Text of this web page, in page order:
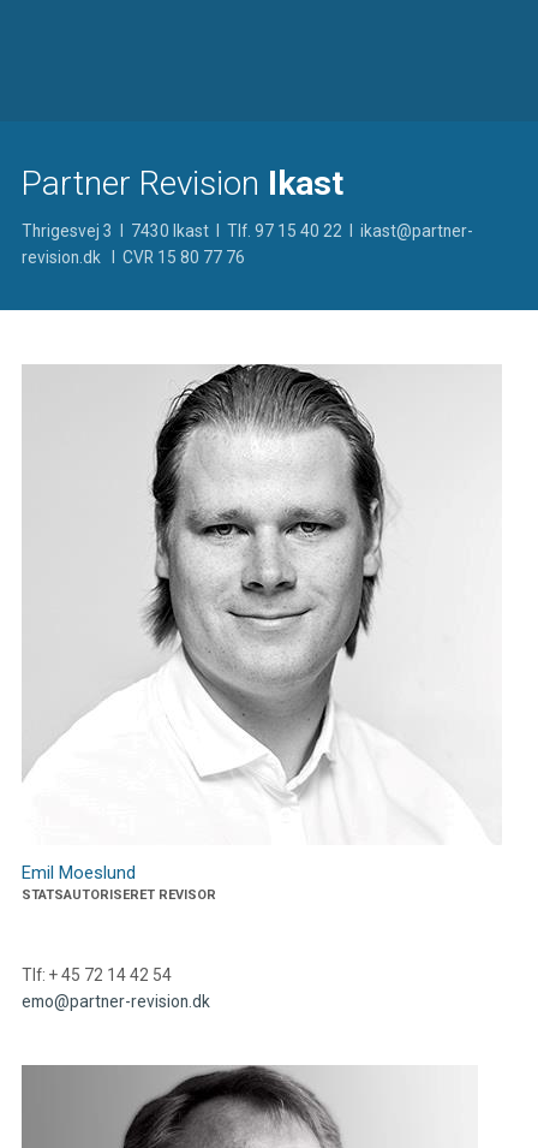
Partner Revision Ikast
Thrigesvej 3 I 7430 Ikast I Tlf. 97 15 40 22 I ikast@partner-
revision.dk I CVR 15 80 77 76
Emil Moeslund
STATSAUTORISERET REVISOR
Tlf: + 45 72 14 42 54
emo@partner-revision.dk